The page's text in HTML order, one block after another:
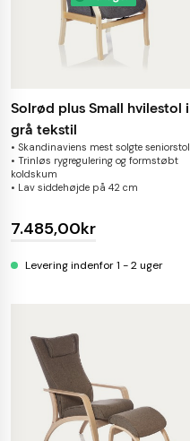
Solrød plus Small hvilestol i
grå tekstil
• Skandinaviens mest solgte seniorstol
• Trinløs rygregulering og formstøbt
koldskum
• Lav siddehøjde på 42 cm
7.485,00kr
Levering indenfor 1 - 2 uger